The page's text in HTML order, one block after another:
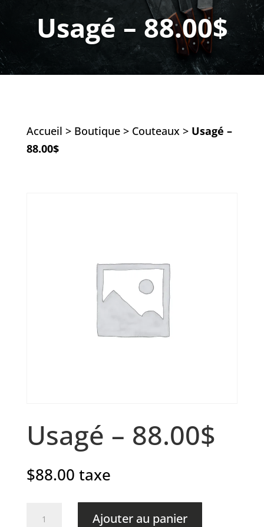
Usagé – 88.00$
Accueil > Boutique> Couteaux > Usagé –
88.00$
Usagé – 88.00$
$88.00 taxe
Ajouter au panier